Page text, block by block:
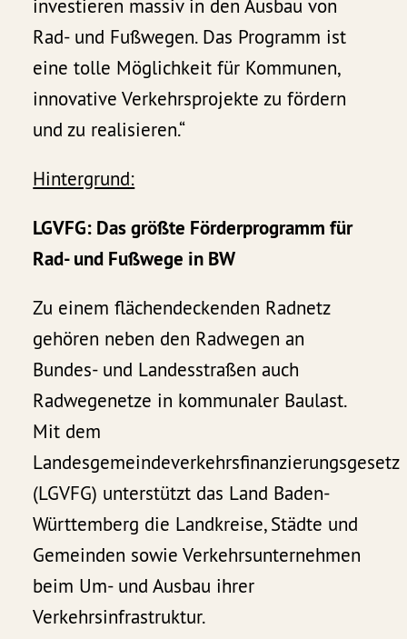
investieren massiv in den Ausbau von
Rad- und Fußwegen. Das Programm ist
eine tolle Möglichkeit für Kommunen,
innovative Verkehrsprojekte zu fördern
und zu realisieren.“
Hintergrund:
LGVFG: Das größte Förderprogramm für
Rad- und Fußwege in BW
Zu einem flächendeckenden Radnetz
gehören neben den Radwegen an
Bundes- und Landesstraßen auch
Radwegenetze in kommunaler Baulast.
Mit dem
Landesgemeindeverkehrsfinanzierungsgesetz
(LGVFG) unterstützt das Land Baden-
Württemberg die Landkreise, Städte und
Gemeinden sowie Verkehrsunternehmen
beim Um- und Ausbau ihrer
Verkehrsinfrastruktur.